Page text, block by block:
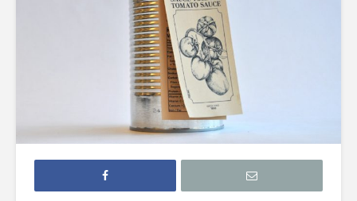
L’évolution
alimentaire :
du traditionnel à
l’industriel
La découverte du
67
rappeler